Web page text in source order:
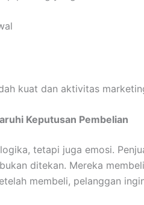
kuat dan aktivitas
Keputusan Pembelian
tetapi juga emosi.
ditekan. Mereka
membeli, pelanggan